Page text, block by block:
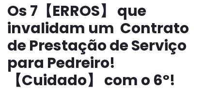
Os 7【ERROS】 que
invalidam um Contrato
de Prestação de Serviço
para Pedreiro!
【Cuidado】 com o 6º!